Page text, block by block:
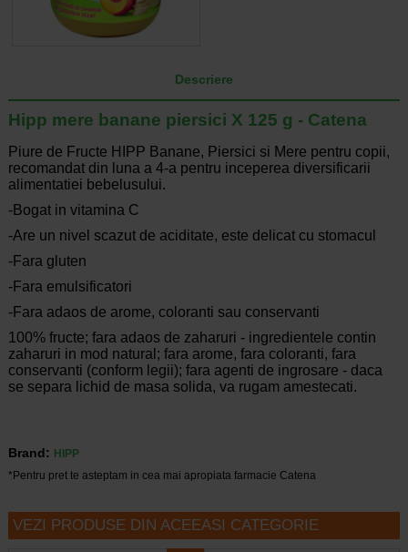
Descriere
Hipp mere banane piersici X 125 g - Catena
Piure de Fructe HIPP Banane, Piersici si Mere pentru copii,
recomandat din luna a 4-a pentru inceperea diversificarii
alimentatiei bebelusului.
-Bogat in vitamina C
-Are un nivel scazut de aciditate, este delicat cu stomacul
-Fara gluten
-Fara emulsificatori
-Fara adaos de arome, coloranti sau conservanti
100% fructe; fara adaos de zaharuri - ingredientele contin
zaharuri in mod natural; fara arome, fara coloranti, fara
conservanti (conform legii); fara agenti de ingrosare - daca
se separa lichid de masa solida, va rugam amestecati.
Brand:
HIPP
*Pentru pret te asteptam in cea mai apropiata farmacie Catena
VEZI PRODUSE DIN ACEEASI CATEGORIE